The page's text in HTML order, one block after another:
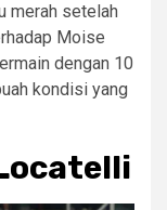
merah setelah
Moise
dengan 10
kondisi yang